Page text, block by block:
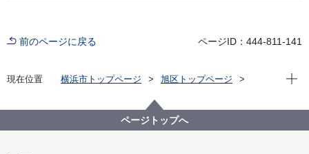
前のページに戻る ページID：444-811-141
現在位置 横浜市トップページ
旭区トップページ
現在
ページトップへ